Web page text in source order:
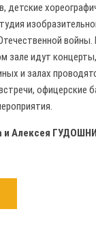
детские
войны.
зале идут
и залах
офицерские
и Алексея